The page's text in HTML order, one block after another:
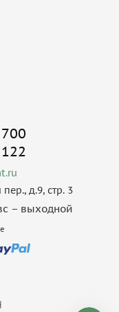
д.9, стр. 3
– выходной